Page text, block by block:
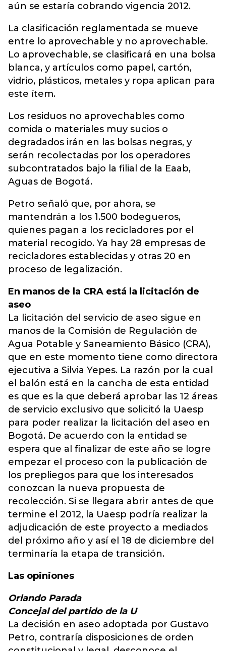
aún se estaría cobrando vigencia 2012.
La clasificación reglamentada se mueve
entre lo aprovechable y no aprovechable.
Lo aprovechable, se clasificará en una bolsa
blanca, y artículos como papel, cartón,
vidrio, plásticos, metales y ropa aplican para
este ítem.
Los residuos no aprovechables como
comida o materiales muy sucios o
degradados irán en las bolsas negras, y
serán recolectadas por los operadores
subcontratados bajo la filial de la Eaab,
Aguas de Bogotá.
Petro señaló que, por ahora, se
mantendrán a los 1.500 bodegueros,
quienes pagan a los recicladores por el
material recogido. Ya hay 28 empresas de
recicladores establecidas y otras 20 en
proceso de legalización.
En manos de la CRA está la licitación de
aseo
La licitación del servicio de aseo sigue en
manos de la Comisión de Regulación de
Agua Potable y Saneamiento Básico (CRA),
que en este momento tiene como directora
ejecutiva a Silvia Yepes. La razón por la cual
el balón está en la cancha de esta entidad
es que es la que deberá aprobar las 12 áreas
de servicio exclusivo que solicitó la Uaesp
para poder realizar la licitación del aseo en
Bogotá. De acuerdo con la entidad se
espera que al finalizar de este año se logre
empezar el proceso con la publicación de
los prepliegos para que los interesados
conozcan la nueva propuesta de
recolección. Si se llegara abrir antes de que
termine el 2012, la Uaesp podría realizar la
adjudicación de este proyecto a mediados
del próximo año y así el 18 de diciembre del
terminaría la etapa de transición.
Las opiniones
Orlando Parada
Concejal del partido de la U
La decisión en aseo adoptada por Gustavo
Petro, contraría disposiciones de orden